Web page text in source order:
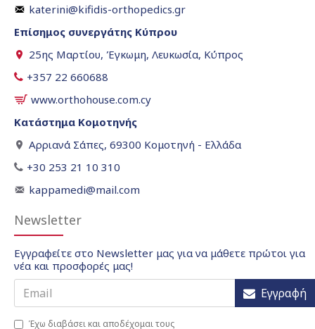
katerini@kifidis-orthopedics.gr
Επίσημος συνεργάτης Κύπρου
25ης Μαρτίου, Έγκωμη, Λευκωσία, Κύπρος
+357 22 660688
www.orthohouse.com.cy
Κατάστημα Κομοτηνής
Αρριανά Σάπες, 69300 Κομοτηνή - Ελλάδα
+30 253 21 10 310
kappamedi@mail.com
Newsletter
Εγγραφείτε στο Newsletter μας για να μάθετε πρώτοι για
νέα και προσφορές μας!
Εγγραφή
Έχω διαβάσει και αποδέχομαι τους